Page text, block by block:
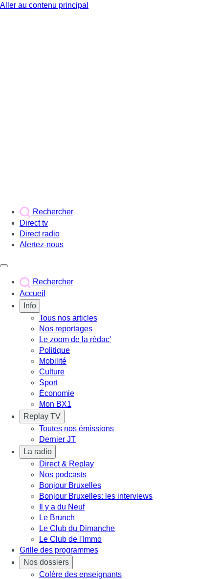
Aller au contenu principal
Rechercher
Direct tv
Direct radio
Alertez-nous
Rechercher
Accueil
Info
Tous nos articles
Nos reportages
Le zoom de la rédac'
Politique
Mobilité
Culture
Sport
Économie
Mon BX1
Replay TV
Toutes nos émissions
Dernier JT
La radio
Direct & Replay
Nos podcasts
Bonjour Bruxelles
Bonjour Bruxelles: les interviews
Il y a du Neuf
Le Brunch
Le Club du Dimanche
Le Club de l'Immo
Grille des programmes
Nos dossiers
Colère des enseignants